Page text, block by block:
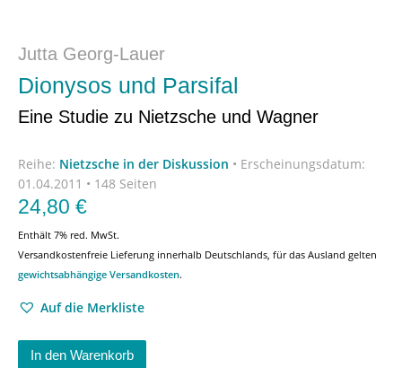
Jutta Georg-Lauer
Dionysos und Parsifal
Eine Studie zu Nietzsche und Wagner
Reihe: Nietzsche in der Diskussion • Erscheinungsdatum:
01.04.2011 • 148 Seiten
24,80 €
Enthält 7% red. MwSt.
Versandkostenfreie Lieferung innerhalb Deutschlands, für das Ausland gelten
gewichtsabhängige Versandkosten.
Auf die Merkliste
In den Warenkorb